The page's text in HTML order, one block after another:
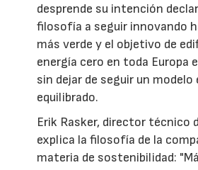
desprende su intención
filosofía a seguir innovando
más verde y el objetivo de
energía cero en toda Europa
sin dejar de seguir un
equilibrado.
Erik Rasker, director técnico
explica la filosofía de la
materia de sostenibilidad: